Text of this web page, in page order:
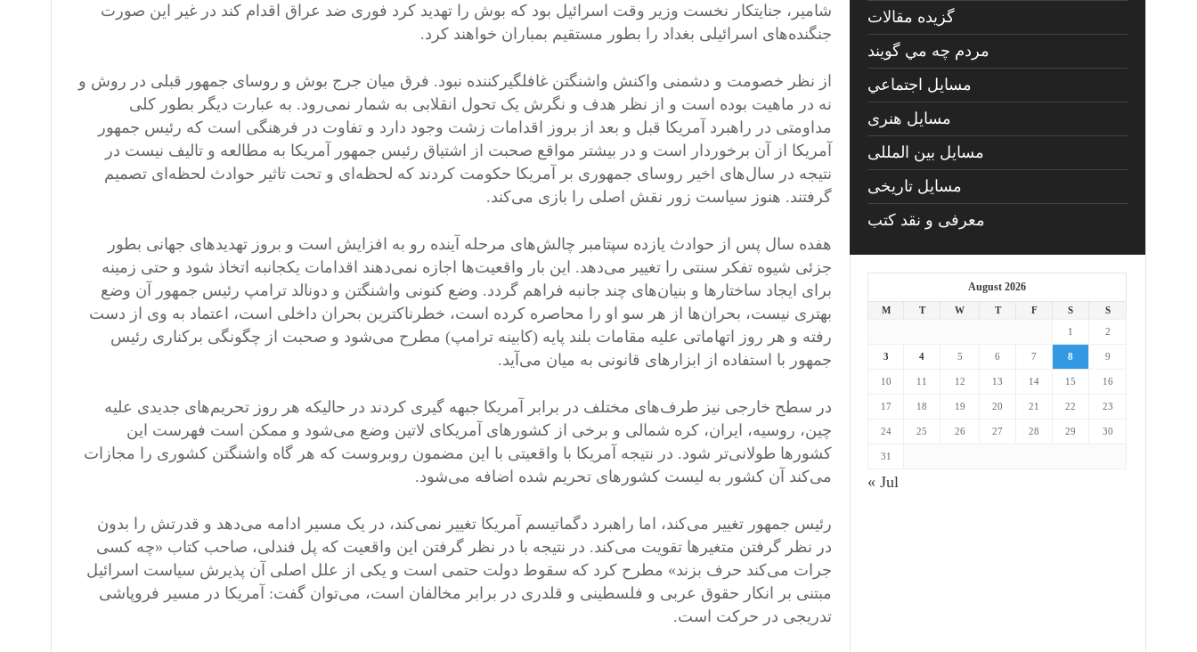
شامیر، جنایتکار نخست وزیر وقت اسرائیل بود که بوش را تهدید کرد فوری ضد عراق اقدام کند در غیر این صورت
جنگنده‌های اسرائیلی بغداد را بطور مستقیم بمباران خواهند کرد.
از نظر خصومت و دشمنی واکنش واشنگتن غافلگیرکننده نبود. فرق میان جرج بوش و روسای جمهور قبلی در روش و
نه در ماهیت بوده است و از نظر هدف و نگرش یک تحول انقلابی به شمار نمی‌رود. به عبارت دیگر بطور کلی
مداومتی در راهبرد آمریکا قبل و بعد از بروز اقدامات زشت وجود دارد و تفاوت در فرهنگی است که رئیس جمهور
آمریکا از آن برخوردار است و در بیشتر مواقع صحبت از اشتیاق رئیس جمهور آمریکا به مطالعه و تالیف نیست در
نتیجه در سال‌های اخیر روسای جمهوری بر آمریکا حکومت کردند که لحظه‌ای و تحت تاثیر حوادث لحظه‌ای تصمیم
گرفتند. هنوز سیاست زور نقش اصلی را بازی می‌کند.
هفده سال پس از حوادث یازده سپتامبر چالش‌های مرحله آینده رو به افزایش است و بروز تهدید‌های جهانی بطور
جزئی شیوه تفکر سنتی را تغییر می‌دهد. این بار واقعیت‌ها اجازه نمی‌دهند اقدامات یکجانبه اتخاذ شود و حتی زمینه
برای ایجاد ساختار‌ها و بنیان‌های چند جانبه فراهم گردد. وضع کنونی واشنگتن و دونالد ترامپ رئیس جمهور آن وضع
بهتری نیست، بحران‌ها از هر سو او را محاصره کرده است، خطرناکترین بحران داخلی است، اعتماد به وی از دست
رفته و هر روز اتهاماتی علیه مقامات بلند پایه (کابینه ترامپ) مطرح می‌شود و صحبت از چگونگی برکناری رئیس
جمهور با استفاده از ابزار‌های قانونی به میان می‌آید.
در سطح خارجی نیز طرف‌های مختلف در برابر آمریکا جبهه گیری کردند در حالیکه هر روز تحریم‌های جدیدی علیه
چین، روسیه، ایران، کره شمالی و برخی از کشور‌های آمریکای لاتین وضع می‌شود و ممکن است فهرست این
کشور‌ها طولانی‌تر شود. در نتیجه آمریکا با واقعیتی با این مضمون روبروست که هر گاه واشنگتن کشوری را مجازات
می‌کند آن کشور به لیست کشور‌های تحریم شده اضافه می‌شود.
رئیس جمهور تغییر می‌کند، اما راهبرد دگماتیسم آمریکا تغییر نمی‌کند، در یک مسیر ادامه می‌دهد و قدرتش را بدون
در نظر گرفتن متغیر‌ها تقویت می‌کند. در نتیجه با در نظر گرفتن این واقعیت که پل فندلی، صاحب کتاب «چه کسی
جرات می‌کند حرف بزند» مطرح کرد که سقوط دولت حتمی است و یکی از علل اصلی آن پذیرش سیاست اسرائیل
مبتنی بر انکار حقوق عربی و فلسطینی و قلدری در برابر مخالفان است، می‌توان گفت: آمریکا در مسیر فروپاشی
تدریجی در حرکت است.
گزیده مقالات
مردم چه مي گويند
مسايل اجتماعي
مسايل هنری
مسایل بین المللی
مسایل تاریخی
معرفی و نقد کتب
August 2026
M T W T F S
S
1
2
3 4 5 6 7 8 9
10 11 12 13 14 15 16
17 18 19 20 21 22 23
24 25 26 27 28 29 30
31
« Jul